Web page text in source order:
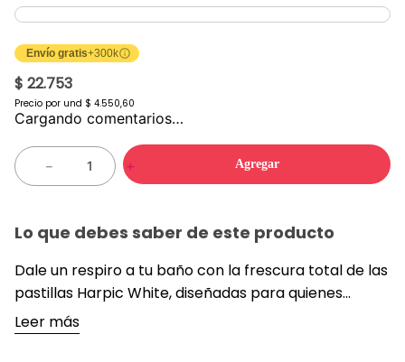
Envío gratis+300k
$ 22.753
Precio por und $ 4.550,60
Cargando comentarios…
＋
－ Agregar
Lo que debes saber de este producto
Dale un respiro a tu baño con la frescura total de las
pastillas Harpic White, diseñadas para quienes
buscan una higiene impecable sin alterar el color del
agua. Su acción automática se activa en cada
Leer más